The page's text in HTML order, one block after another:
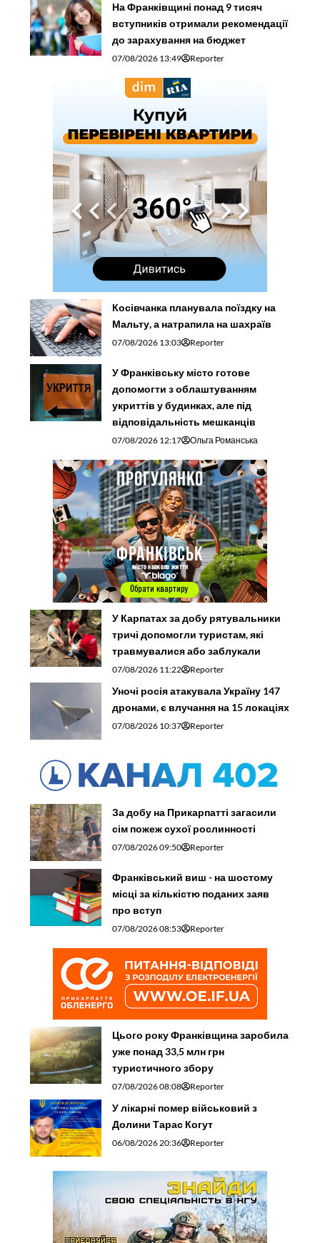
На Франківщині понад 9 тисяч
вступників отримали рекомендації
до зарахування на бюджет
07/08/2026 13:49 Reporter
Косівчанка планувала поїздку на
Мальту, а натрапила на шахраїв
07/08/2026 13:03 Reporter
У Франківську місто готове
допомогти з облаштуванням
укриттів у будинках, але під
відповідальність мешканців
07/08/2026 12:17 Ольга Романська
У Карпатах за добу рятувальники
тричі допомогли туристам, які
травмувалися або заблукали
07/08/2026 11:22 Reporter
Уночі росія атакувала Україну 147
дронами, є влучання на 15 локаціях
07/08/2026 10:37 Reporter
За добу на Прикарпатті загасили
сім пожеж сухої рослинності
07/08/2026 09:50 Reporter
Франківський виш - на шостому
місці за кількістю поданих заяв
про вступ
07/08/2026 08:53 Reporter
Цього року Франківщина заробила
уже понад 33,5 млн грн
туристичного збору
07/08/2026 08:08 Reporter
У лікарні помер військовий з
Долини Тарас Когут
06/08/2026 20:36 Reporter